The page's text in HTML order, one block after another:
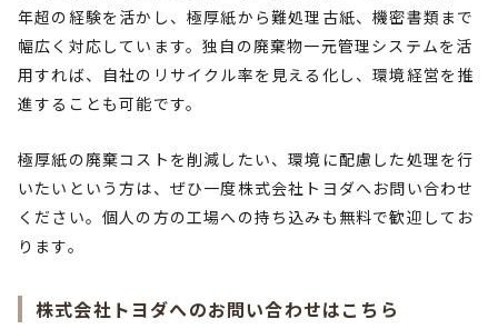
年超の経験を活かし、極厚紙から難処理古紙、機密書類まで
幅広く対応しています。独自の廃棄物一元管理システムを活
用すれば、自社のリサイクル率を見える化し、環境経営を推
進することも可能です。
極厚紙の廃棄コストを削減したい、環境に配慮した処理を行
いたいという方は、ぜひ一度株式会社トヨダへお問い合わせ
ください。個人の方の工場への持ち込みも無料で歓迎してお
ります。
株式会社トヨダへのお問い合わせはこちら